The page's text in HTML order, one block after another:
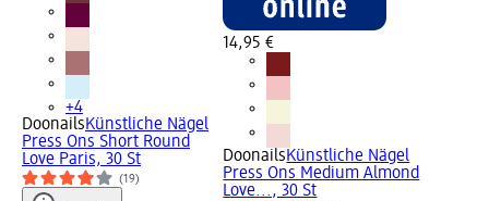
+4
DoonailsKünstliche Nägel
Press Ons Short Round
Love Paris, 30 St
(19)
14,95 €
DoonailsKünstliche Nägel
Press Ons Medium Almond
Love..., 30 St